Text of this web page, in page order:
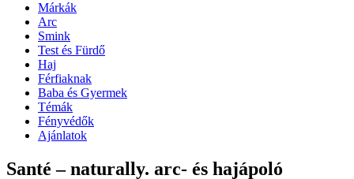
Márkák
Arc
Smink
Test és Fürdő
Haj
Férfiaknak
Baba és Gyermek
Témák
Fényvédők
Ajánlatok
Santé – naturally. arc- és hajápoló